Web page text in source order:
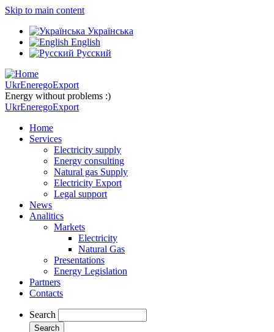
Skip to main content
Українська
English
Русский
UkrEneregoExport
Energy without problems :)
UkrEneregoExport
Home
Services
Electricity supply
Energy consulting
Natural gas Supply
Electricity Export
Legal support
News
Analitics
Markets
Electricity
Natural Gas
Presentations
Energy Legislation
Partners
Contacts
Search